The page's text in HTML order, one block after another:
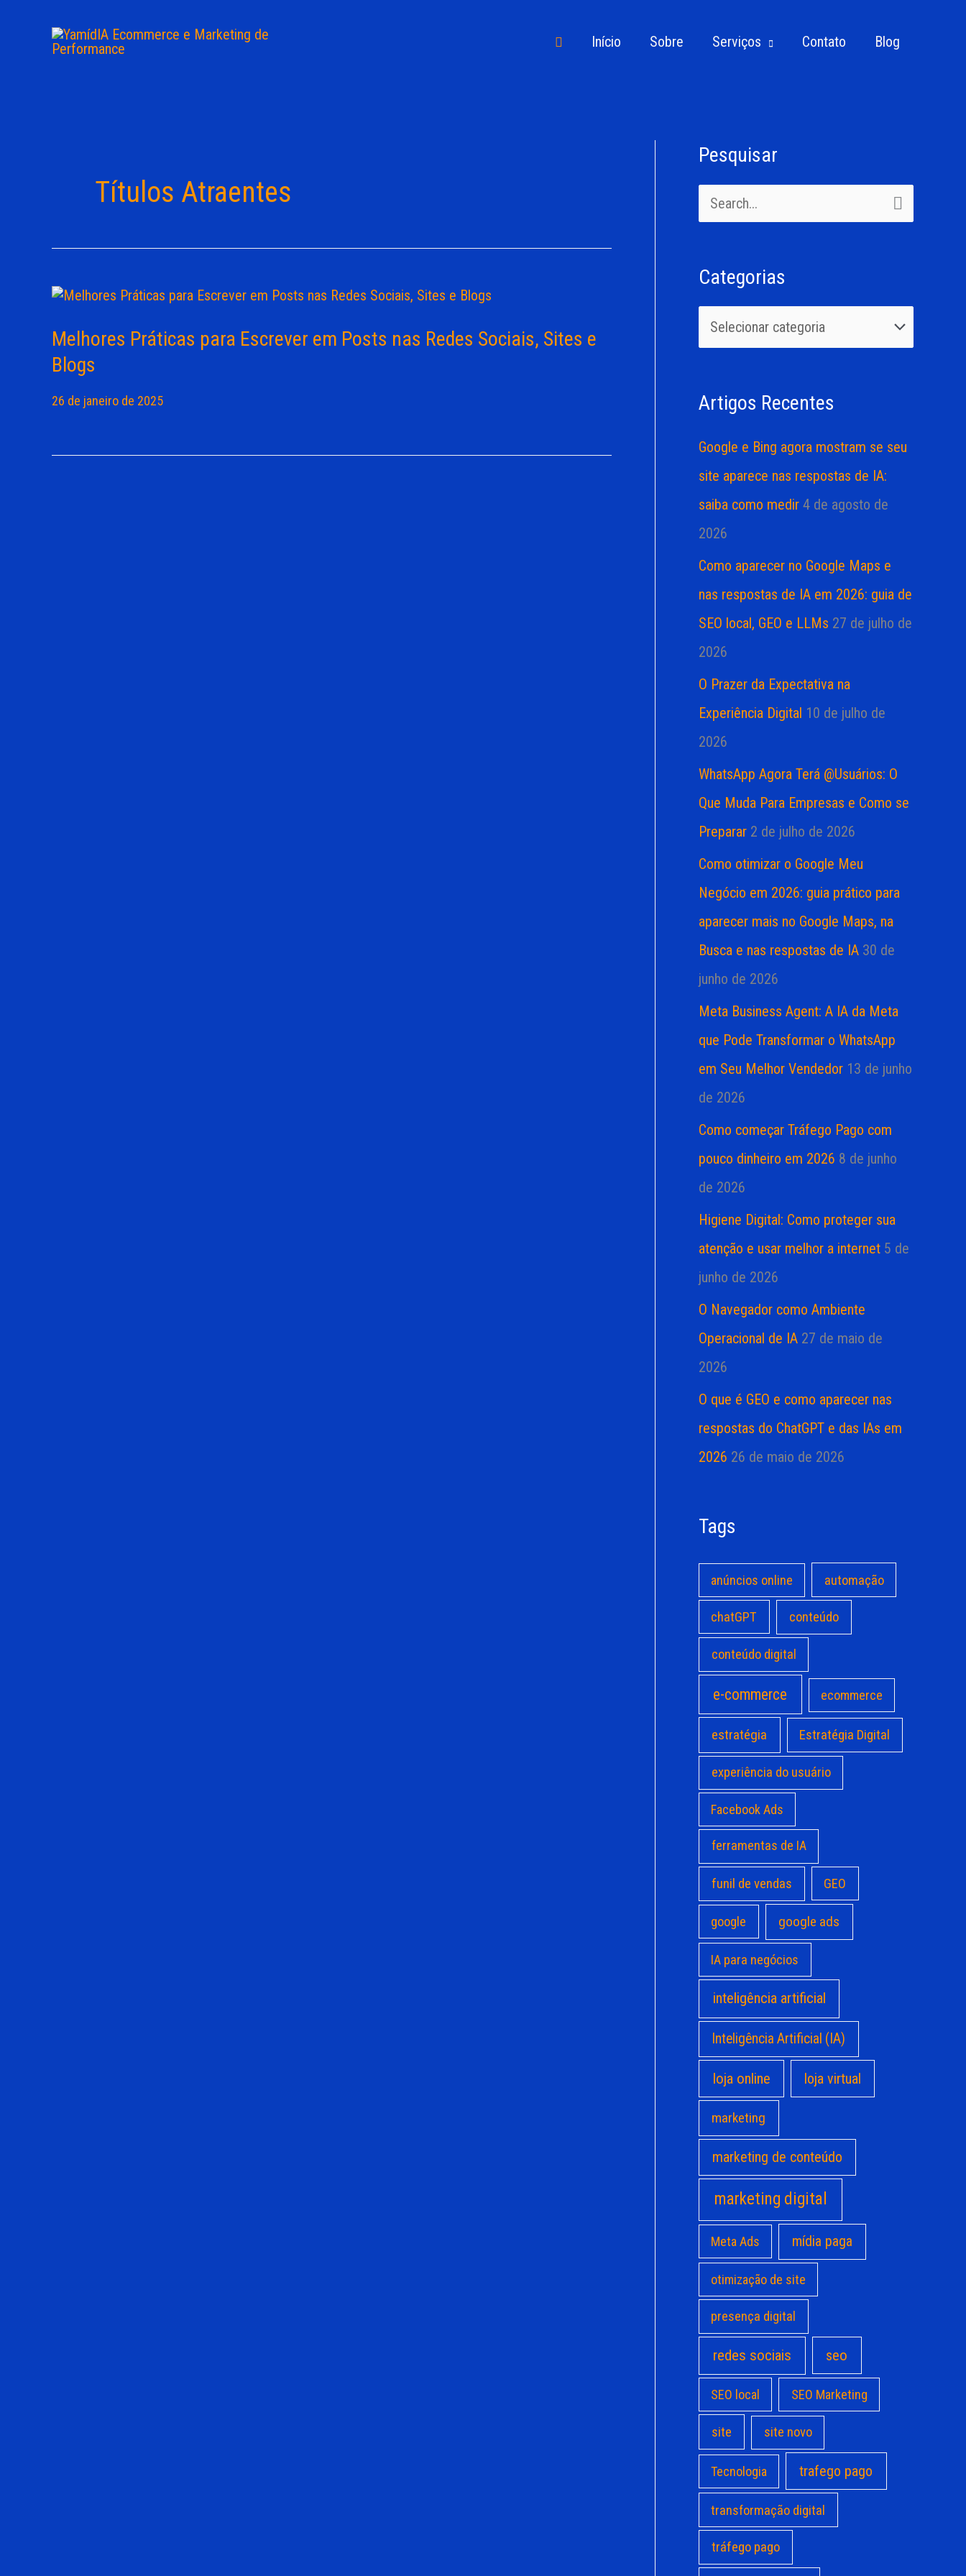
PesquisarInício Sobre Serviços Contato Blog
Títulos Atraentes
Melhores Práticas para Escrever em Posts nas Redes Sociais, Sites e
Blogs
26 de janeiro de 2025
Pesquisar
s
i
a
r
r
Categorias
C
a
g
sArtigos Recentes
Google e Bing agora mostram se seu
site aparece nas respostas de IA:
saiba como medir 4 de agosto de
2026
Como aparecer no Google Maps e
nas respostas de IA em 2026: guia de
SEO local, GEO e LLMs 27 de julho de
2026
O Prazer da Expectativa na
Experiência Digital 10 de julho de
2026
WhatsApp Agora Terá @Usuários: O
Que Muda Para Empresas e Como se
Preparar 2 de julho de 2026
Como otimizar o Google Meu
Negócio em 2026: guia prático para
aparecer mais no Google Maps, na
Busca e nas respostas de IA 30 de
junho de 2026
Meta Business Agent: A IA da Meta
que Pode Transformar o WhatsApp
em Seu Melhor Vendedor 13 de junho
de 2026
Como começar Tráfego Pago com
pouco dinheiro em 2026 8 de junho
de 2026
Higiene Digital: Como proteger sua
atenção e usar melhor a internet 5 de
junho de 2026
O Navegador como Ambiente
Operacional de IA 27 de maio de
2026
O que é GEO e como aparecer nas
respostas do ChatGPT e das IAs em
2026 26 de maio de 2026
Tags
anúncios online automação
chatGPT conteúdo
conteúdo digital
e-commerce ecommerce
estratégia Estratégia Digital
experiência do usuário
Facebook Ads
ferramentas de IA
funil de vendas GEO
google google ads
IA para negócios
inteligência artificial
Inteligência Artificial (IA)
loja online loja virtual
marketing
marketing de conteúdo
marketing digital
Meta Ads mídia paga
otimização de site
presença digital
redes sociais seo
SEO local SEO Marketing
site site novo
Tecnologia trafego pago
transformação digital
tráfego pago